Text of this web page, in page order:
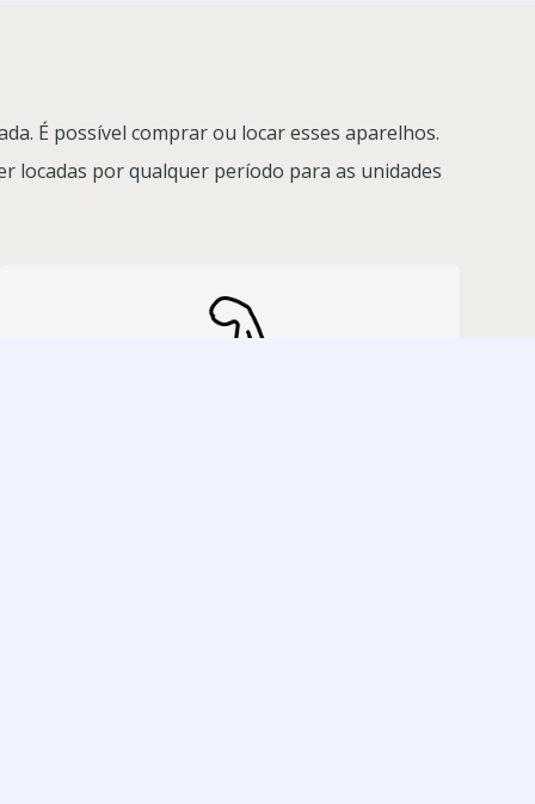
É possível comprar ou locar esses aparelhos.
locadas por qualquer período para as unidades